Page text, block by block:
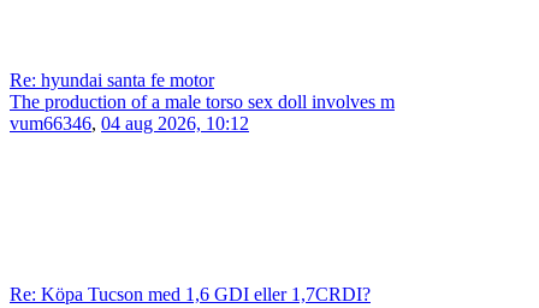
Re: hyundai santa fe motor
The production of a male torso sex doll involves m
vum66346, 04 aug 2026, 10:12
Re: Köpa Tucson med 1,6 GDI eller 1,7CRDI?